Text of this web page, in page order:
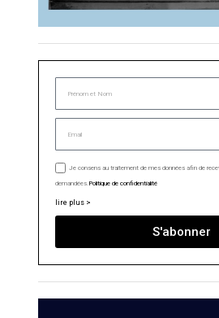
Je consens au traitement de mes données afin de
demandées.Politique de confidentialité
lire plus >
S'abonner